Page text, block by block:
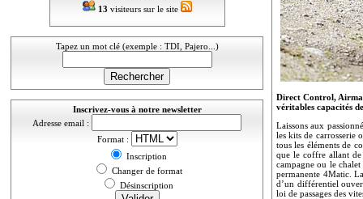
13 visiteurs sur le site
Tapez un mot clé (exemple : TDI, Pajero...)
Inscrivez-vous à notre newsletter
Adresse email :
Format :
Inscription
Changer de format
Désinscription
Direct Control,
véritables capacités
Laissons aux
les kits de carrosserie
tous les éléments de
que le coffre allant
campagne ou le
permanente 4Matic.
d’un différentiel
loi de passages des